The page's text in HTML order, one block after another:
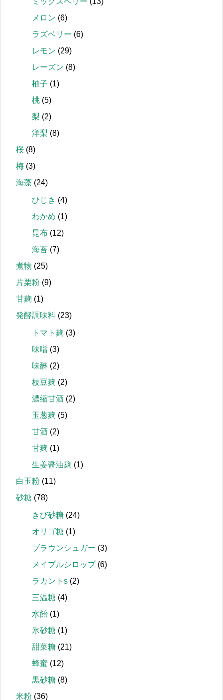
メロン (6)
ラズベリー (6)
レモン (29)
レーズン (8)
柚子 (1)
桃 (5)
梨 (2)
洋梨 (8)
桜 (8)
梅 (3)
海藻 (24)
ひじき (4)
わかめ (1)
昆布 (12)
海苔 (7)
煮物 (25)
片栗粉 (9)
甘麹 (1)
発酵調味料 (23)
トマト麹 (3)
味噌 (3)
味醂 (2)
枝豆麹 (2)
濃縮甘酒 (2)
玉葱麹 (5)
甘酒 (2)
甘麹 (1)
生姜醤油麹 (1)
白玉粉 (11)
砂糖 (78)
きび砂糖 (24)
オリゴ糖 (1)
ブラウンシュガー (3)
メイプルシロップ(6)
ラカントs (2)
三温糖 (4)
水飴 (1)
氷砂糖 (1)
甜菜糖 (21)
蜂蜜 (12)
黒砂糖 (8)
米粉 (36)